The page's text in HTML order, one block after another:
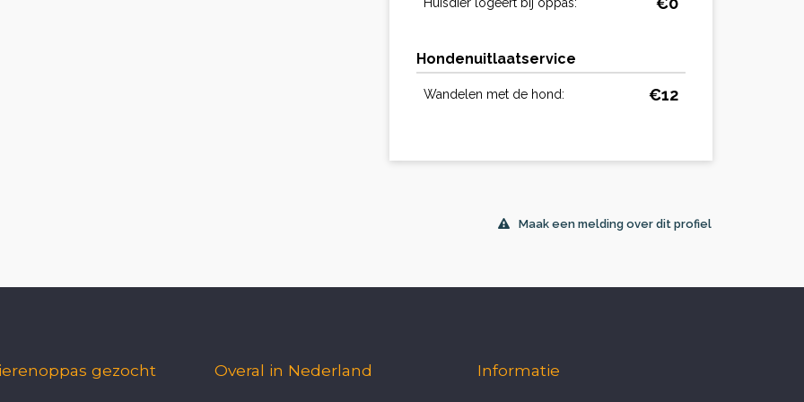
Hondenuitlaatservice
Wandelen met de hond: €12
Maak een melding over dit profiel
gezocht Overal in Nederland Informatie